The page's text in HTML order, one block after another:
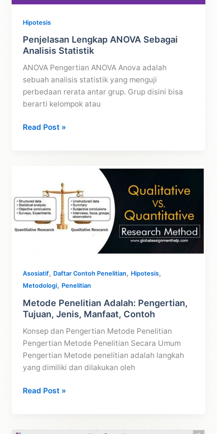
Hipotesis
Penjelasan Lengkap ANOVA Sebagai
Analisis Statistik
ANOVA Pengertian ANOVA Anova adalah
sebuah analisis statistik yang menguji
perbedaan rerata antar grup. Grup disini bisa
berarti kelompok atau
Penjelasan
Read Post »
Asosiatif, Daftar Contoh Penelitian, Hipotesis,
Metodologi, Penelitian
Metode Penelitian Adalah: Pengertian,
Tujuan, Jenis, Manfaat, Contoh
Konsep dan Pengertian Metode Penelitian
Pengertian Metode Penelitian Secara Umum
Pengertian Metode penelitian adalah langkah
yang dimiliki dan dilakukan oleh
Metode
Read Post »